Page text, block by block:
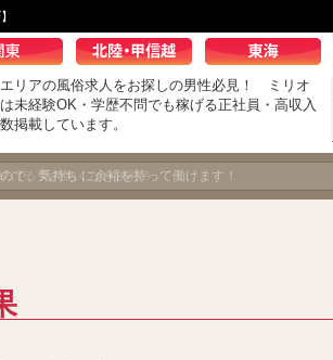
リアの風俗求人をお探しの男性必見！ ミリオ
未経験OK・学歴不問でも稼げる正社員・高収入
掲載しています。
ける男の飽くなき挑戦！